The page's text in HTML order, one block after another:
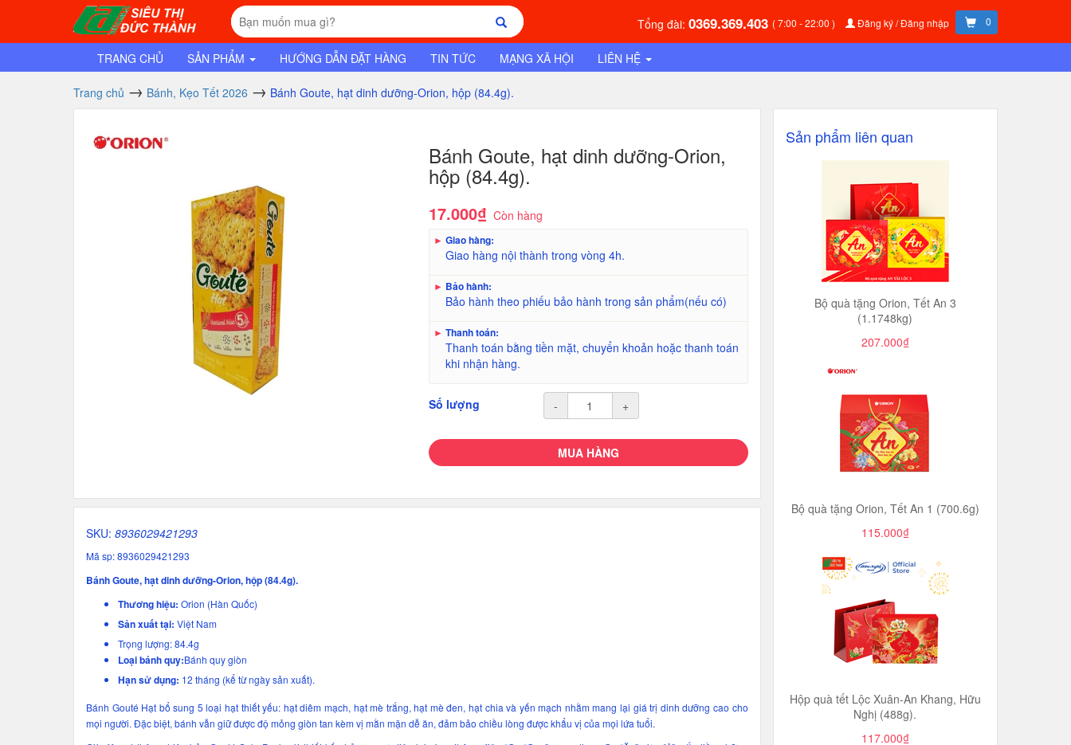
Tổng đài: 0369.369.403 ( 7:00 - 22:00 ) Đăng ký / Đăng nhập 0
TRANG CHỦ SẢN PHẨM HƯỚNG DẪN ĐẶT HÀNG TIN TỨC MẠNG XÃ HỘI LIÊN HỆ
Trang chủ Bánh, Kẹo Tết 2026 Bánh Goute, hạt dinh dưỡng-Orion, hộp (84.4g).
Bánh Goute, hạt dinh dưỡng-Orion,
hộp (84.4g).
17.000₫ Còn hàng
► Giao hàng:
Giao hàng nội thành trong vòng 4h.
► Bảo hành:
Bảo hành theo phiếu bảo hành trong sản phẩm(nếu có)
► Thanh toán:
Thanh toán bằng tiền mặt, chuyển khoản hoặc thanh toán
khi nhận hàng.
Số lượng - +
MUA HÀNG
SKU: 8936029421293
Mã sp: 8936029421293
Bánh Goute, hạt dinh dưỡng-Orion, hộp (84.4g).
Thương hiệu: Orion (Hàn Quốc)
Sản xuất tại: Việt Nam
Trọng lượng: 84.4g
Loại bánh quy:Bánh quy giòn
Hạn sử dụng: 12 tháng (kể từ ngày sản xuất).
Bánh Gouté Hạt bổ sung 5 loại hạt thiết yếu: hạt diêm mạch, hạt mè trắng, hạt mè đen, hạt chia và yến mạch nhằm mang lại giá trị dinh dưỡng cao cho
mọi người. Đặc biệt, bánh vẫn giữ được độ mỏng giòn tan kèm vị mằn mặn dễ ăn, đảm bảo chiều lòng được khẩu vị của mọi lứa tuổi.
Sản phẩm liên quan
Bộ quà tặng Orion, Tết An 3
(1.1748kg)
207.000₫
Bộ quà tặng Orion, Tết An 1 (700.6g)
115.000₫
Hộp quà tết Lộc Xuân-An Khang, Hữu
Nghị (488g).
117.000₫